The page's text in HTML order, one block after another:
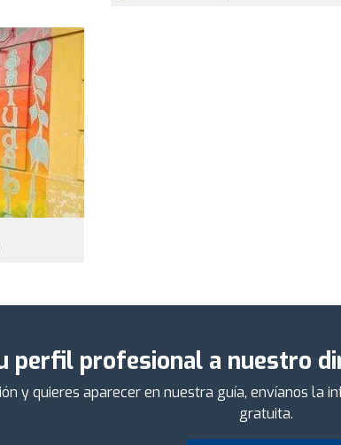
perfil profesional a nuestro
y quieres aparecer en nuestra guía, envíanos
gratuita.